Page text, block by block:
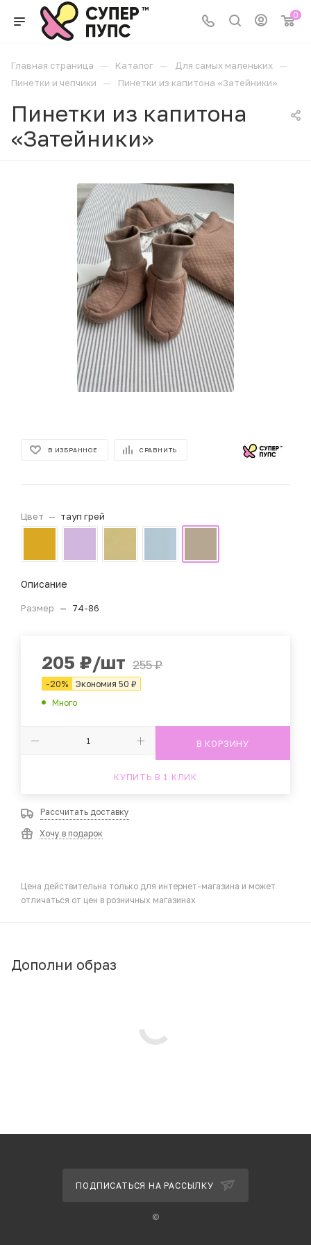
0
Главная страница — Каталог — Для самых маленьких —
Пинетки и чепчики — Пинетки из капитона «Затейники»
Пинетки из капитона
«Затейники»
В ИЗБРАННОЕ СРАВНИТЬ
Цвет — тауп грей
Описание
Размер — 74-86
205 ₽/шт 255₽
-20% Экономия 50 ₽
Много
В КОРЗИНУ
КУПИТЬ В 1 КЛИК
Рассчитать доставку
Хочу в подарок
Цена действительна только для интернет-магазина и может
отличаться от цен в розничных магазинах
Дополни образ
ПОДПИСАТЬСЯ НА РАССЫЛКУ
©